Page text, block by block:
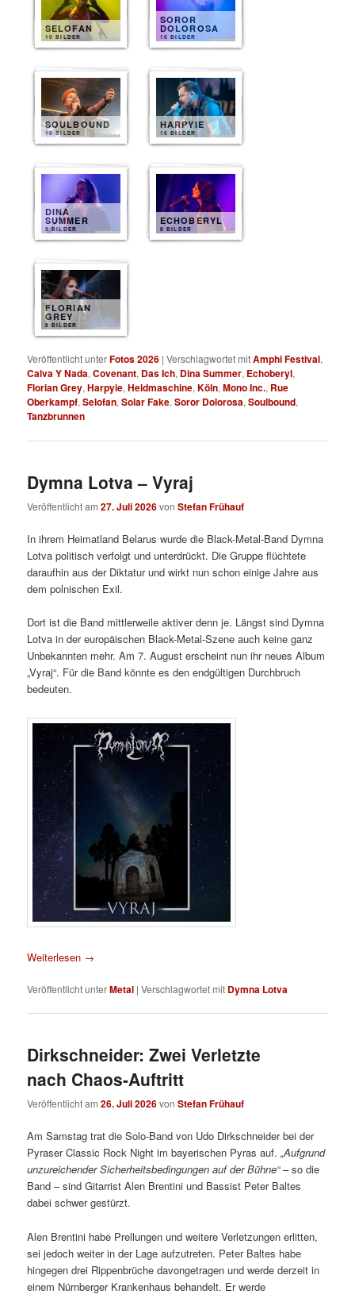
SELOFAN
10 BILDER
SOROR
DOLOROSA
10 BILDER
SOULBOUND
10 BILDER
HARPYIE
10 BILDER
DINA
SUMMER
9 BILDER
ECHOBERYL
8 BILDER
FLORIAN
GREY
8 BILDER
Veröffentlicht unterFotos 2026 |Verschlagwortet mitAmphi Festival,
Calva Y Nada,Covenant, Das Ich, Dina Summer, Echoberyl,
Florian Grey,Harpyie,Heldmaschine,Köln,Mono Inc., Rue
Oberkampf,Selofan,Solar Fake,Soror Dolorosa,Soulbound,
Tanzbrunnen
Dymna Lotva – Vyraj
Veröffentlicht am27. Juli 2026vonStefan Frühauf
In ihrem Heimatland Belarus wurde die Black-Metal-Band Dymna
Lotva politisch verfolgt und unterdrückt. Die Gruppe flüchtete
daraufhin aus der Diktatur und wirkt nun schon einige Jahre aus
dem polnischen Exil.
Dort ist die Band mittlerweile aktiver denn je. Längst sind Dymna
Lotva in der europäischen Black-Metal-Szene auch keine ganz
Unbekannten mehr. Am 7. August erscheint nun ihr neues Album
„Vyraj“. Für die Band könnte es den endgültigen Durchbruch
bedeuten.
Weiterlesen →
Veröffentlicht unterMetal |Verschlagwortet mit Dymna Lotva
Dirkschneider: Zwei Verletzte
nach Chaos-Auftritt
Veröffentlicht am26. Juli 2026vonStefan Frühauf
Am Samstag trat die Solo-Band von Udo Dirkschneider bei der
Pyraser Classic Rock Night im bayerischen Pyras auf.„Aufgrund
unzureichender Sicherheitsbedingungen auf der Bühne“– so die
Band – sind Gitarrist Alen Brentini und Bassist Peter Baltes
dabei schwer gestürzt.
Alen Brentini habe Prellungen und weitere Verletzungen erlitten,
sei jedoch weiter in der Lage aufzutreten. Peter Baltes habe
hingegen drei Rippenbrüche davongetragen und werde derzeit in
einem Nürnberger Krankenhaus behandelt. Er werde